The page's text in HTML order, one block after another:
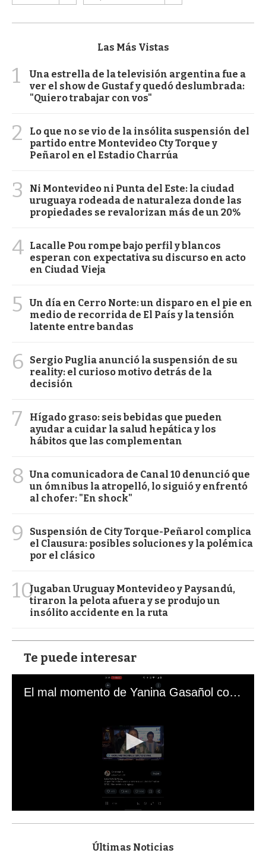
Las Más Vistas
1
Una estrella de la televisión argentina fue a
ver el show de Gustaf y quedó deslumbrada:
"Quiero trabajar con vos"
2
Lo que no se vio de la insólita suspensión del
partido entre Montevideo Cty Torque y
Peñarol en el Estadio Charrúa
3
Ni Montevideo ni Punta del Este: la ciudad
uruguaya rodeada de naturaleza donde las
propiedades se revalorizan más de un 20%
4 Lacalle Pou rompe bajo perfil y blancos
esperan con expectativa su discurso en acto
en Ciudad Vieja
5
Un día en Cerro Norte: un disparo en el pie en
medio de recorrida de El País y la tensión
latente entre bandas
6
Sergio Puglia anunció la suspensión de su
reality: el curioso motivo detrás de la
decisión
7
Hígado graso: seis bebidas que pueden
ayudar a cuidar la salud hepática y los
hábitos que las complementan
8 Una comunicadora de Canal 10 denunció que
un ómnibus la atropelló, lo siguió y enfrentó
al chofer: "En shock"
9
Suspensión de City Torque-Peñarol complica
el Clausura: posibles soluciones y la polémica
por el clásico
10Jugaban Uruguay Montevideo y Paysandú,
tiraron la pelota afuera y se produjo un
insólito accidente en la ruta
Te puede interesar
El mal momento de Yanina Gasañol con un hincha argentino en "Subrayado"
s
Últimas Noticias